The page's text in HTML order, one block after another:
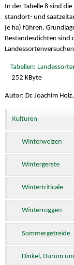
In der Tabelle 8 sind
standort- und
je ha) führen.
Bestandesdichten sind
Tabellen:
252 KByte
Autor: Dr. Joachim
Kulturen
Winterweizen
Wintergerste
Wintertriticale
Winterroggen
Sommergetreide
Dinkel, Durum